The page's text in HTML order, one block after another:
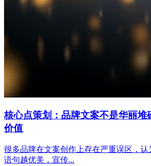
核心点策划：品牌文案不是华丽堆
价值
很多品牌在文案创作上存在严重误区，认
语句越优美，宣传...